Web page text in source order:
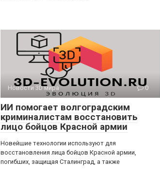
Новости 3D мира 0
ИИ помогает волгоградским
криминалистам восстановить
лицо бойцов Красной армии
Новейшие технологии используют для
восстановления лица бойцов Красной армии,
погибших, защищая Сталинград, а также